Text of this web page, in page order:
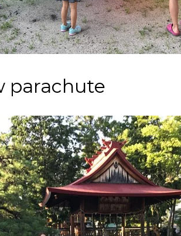
parachute